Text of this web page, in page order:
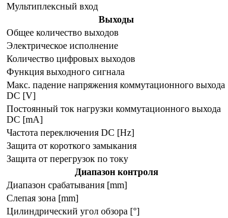
Мультиплексный вход
Выходы
Общее количество выходов
Электрическое исполнение
Количество цифровых выходов
Функция выходного сигнала
Макс. падение напряжения коммутационного выхода
DC [V]
Постоянный ток нагрузки коммутационного выхода
DC [mA]
Частота переключения DC [Hz]
Защита от короткого замыкания
Защита от перегрузок по току
Диапазон контроля
Диапазон срабатывания [mm]
Слепая зона [mm]
Цилиндрический угол обзора [°]